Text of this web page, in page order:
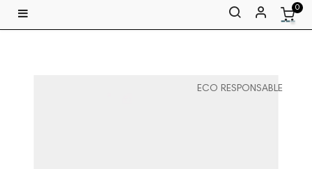
Basculer
la
☰ 0
ECO RESPONSABLE